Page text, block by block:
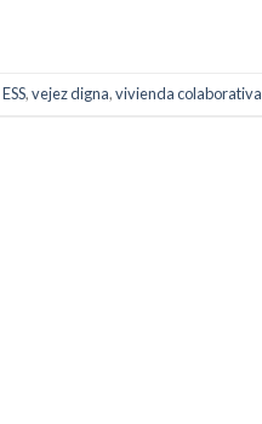
ESS,vejez digna,vivienda colaborativa